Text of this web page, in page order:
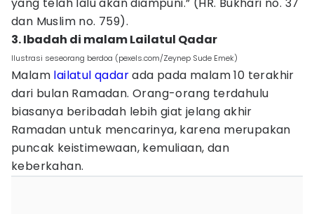
dan Muslim no. 759).
3. Ibadah di malam Lailatul Qadar
Ilustrasi seseorang berdoa (pexels.com/Zeynep Sude Emek)
Malam lailatul qadarada pada malam 10 terakhir
dari bulan Ramadan. Orang-orang terdahulu
biasanya beribadah lebih giat jelang akhir
Ramadan untuk mencarinya, karena merupakan
puncak keistimewaan, kemuliaan, dan
keberkahan.